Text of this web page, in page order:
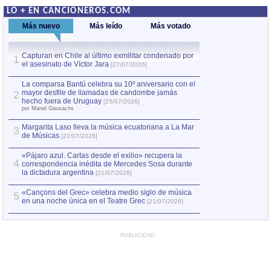
LO + EN CANCIONEROS.COM
Más nuevo Más leído Más votado
1 Capturan en Chile al último exmilitar condenado por
el asesinato de Víctor Jara [27/07/2026]
2
La comparsa Bantú celebra su 10º aniversario con el
mayor desfile de llamadas de candombe jamás
hecho fuera de Uruguay [25/07/2026]
por Manel Gausachs
3 Margarita Laso lleva la música ecuatoriana a La Mar
de Músicas [22/07/2026]
4
«Pájaro azul. Cartas desde el exilio» recupera la
correspondencia inédita de Mercedes Sosa durante
la dictadura argentina [21/07/2026]
5 «Cançons del Grec» celebra medio siglo de música
en una noche única en el Teatre Grec [21/07/2026]
PUBLICIDAD